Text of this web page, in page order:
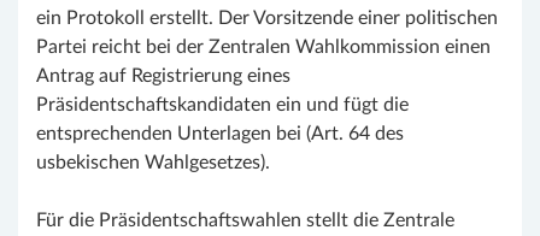
ein Protokoll erstellt. Der Vorsitzende einer politischen
Partei reicht bei der Zentralen Wahlkommission einen
Antrag auf Registrierung eines
Präsidentschaftskandidaten ein und fügt die
entsprechenden Unterlagen bei (Art. 64 des
usbekischen Wahlgesetzes).
Für die Präsidentschaftswahlen stellt die Zentrale